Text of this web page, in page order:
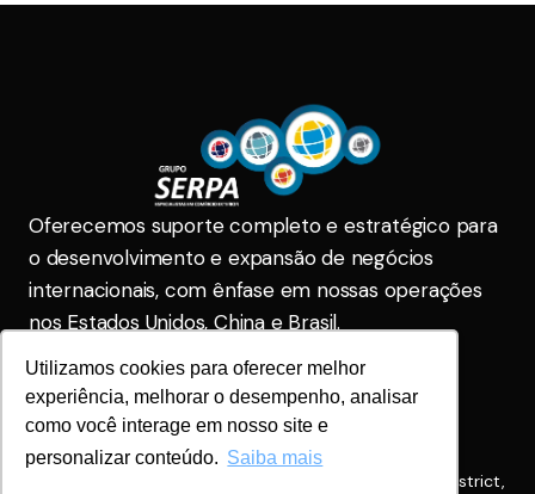
Utilizamos cookies para oferecer melhor
experiência, melhorar o desempenho, analisar
como você interage em nosso site e
personalizar conteúdo. Saiba mais
Oferecemos suporte completo e estratégico para
o desenvolvimento e expansão de negócios
internacionais, com ênfase em nossas operações
nos Estados Unidos, China e Brasil.
Serpa Brasil
comercial@gruposerpa.com.br
(31) 2104-5555
(31) 2104-5555
Serpa China
+86 1862171713
Room 402, 439, Lane 1588, Zhuguang Road, Qingpu District,